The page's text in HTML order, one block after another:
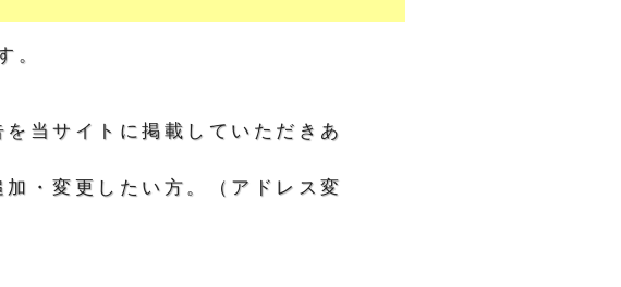
。
当サイトに掲載していただきあ
・変更したい方。（アドレス変